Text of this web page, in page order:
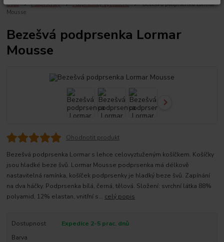
Úvod Podprsenky Podprsenky vyztužené
Bezešvá podprsenka Lormar
Mousse
Bezešvá podprsenka Lormar
Mousse
Ohodnotit produkt
Bezešvá podprsenka Lormar s lehce celovyztuženým košíčkem. Košíčky
jsou hladké beze švů. Lormar Mousse podprsenka má délkově
nastavitelná ramínka, košíček podprsenky je hladký beze švů. Zapínání
na dva háčky. Podprsenka bílá, černá, tělová. Složení: svrchní látka 88%
polyamid, 12% elastan, vnitřní s... celý popis
Dostupnost
Expedice 2-5 prac. dnů
Barva